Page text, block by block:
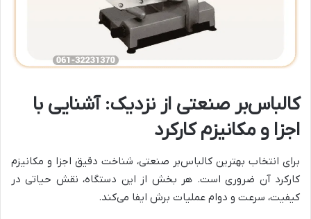
کالباس‌بر صنعتی از نزدیک: آشنایی با
اجزا و مکانیزم کارکرد
برای انتخاب بهترین کالباس‌بر صنعتی، شناخت دقیق اجزا و مکانیزم
کارکرد آن ضروری است. هر بخش از این دستگاه، نقش حیاتی در
کیفیت، سرعت و دوام عملیات برش ایفا می‌کند.